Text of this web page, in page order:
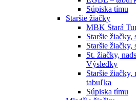
Súpiska tímu
Staršie žiačky
MBK Stará
Staršie
Staršie
St. žiačky,
Výsledky
Staršie žiačky,
tabuľka
Súpiska tímu